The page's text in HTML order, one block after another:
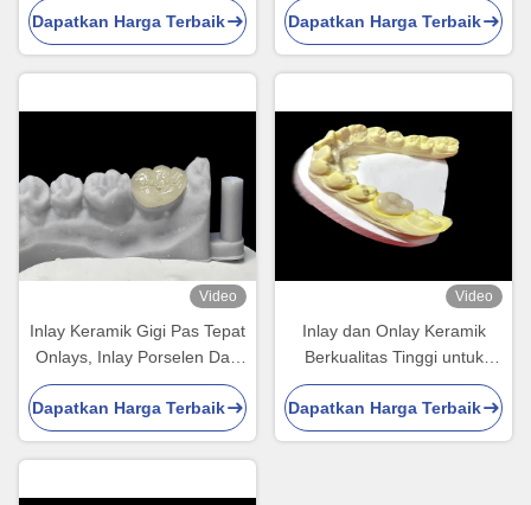
Ketahanan dan Integrasi
dengan Gigi Alami
Dapatkan Harga Terbaik
porselen yang tahan lama
dan estetis untuk restorasi
jangka panjang
Dapatkan Harga Terbaik
Video
Inlay Keramik Gigi Pas Tepat
Onlays, Inlay Porselen Dan
Onlays FDA Disetujui
Dapatkan Harga Terbaik
Video
Inlay dan Onlay Keramik
Berkualitas Tinggi untuk
Restorasi Gigi yang
Langsung dan Lama
Dapatkan Harga Terbaik